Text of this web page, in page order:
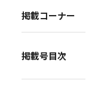
掲載コーナー
掲載号目次